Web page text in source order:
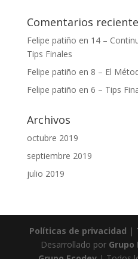
Comentarios
Felipe patiño en 14 –
Tips Finales
Felipe patiño en 8 – El
Felipe patiño en 6 – Tips
Archivos
octubre 2019
septiembre 2019
julio 2019
Políticas de privacidad |
Desarrollado por Grupo